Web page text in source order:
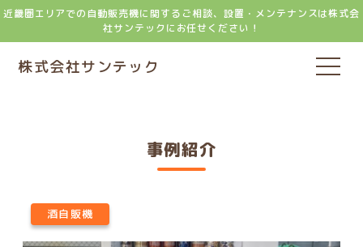
近畿圏エリアでの自動販売機に関するご相談、設置・メンテナンスは株式会
社サンテックにお任せください！
株式会社サンテック
事例紹介
酒自販機